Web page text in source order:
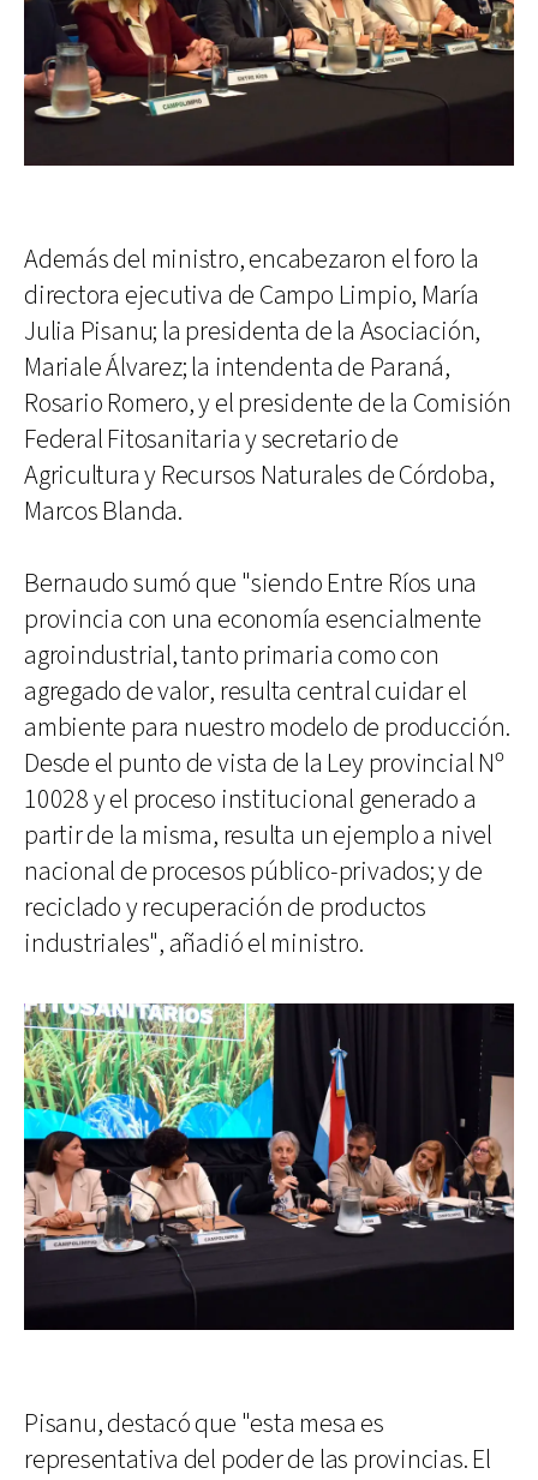
Además del ministro, encabezaron el foro la
directora ejecutiva de Campo Limpio, María
Julia Pisanu; la presidenta de la Asociación,
Mariale Álvarez; la intendenta de Paraná,
Rosario Romero, y el presidente de la Comisión
Federal Fitosanitaria y secretario de
Agricultura y Recursos Naturales de Córdoba,
Marcos Blanda.
Bernaudo sumó que "siendo Entre Ríos una
provincia con una economía esencialmente
agroindustrial, tanto primaria como con
agregado de valor, resulta central cuidar el
ambiente para nuestro modelo de producción.
Desde el punto de vista de la Ley provincial Nº
10028 y el proceso institucional generado a
partir de la misma, resulta un ejemplo a nivel
nacional de procesos público-privados; y de
reciclado y recuperación de productos
industriales", añadió el ministro.
Pisanu, destacó que "esta mesa es
representativa del poder de las provincias. El